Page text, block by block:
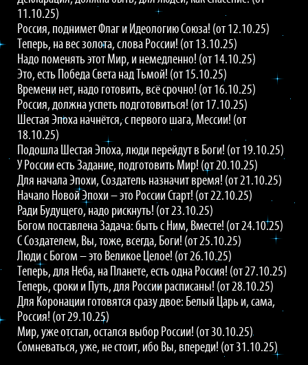
11.10.25)
Россия, поднимет Флаг и Идеологию Союза! (от 12.10.25)
Теперь, на вес золота, слова России! (от 13.10.25)
Надо поменять этот Мир, и немедленно! (от 14.10.25)
Это, есть Победа Света над Тьмой! (от 15.10.25)
Времени нет, надо готовить, всё срочно! (от 16.10.25)
Россия, должна успеть подготовиться! (от 17.10.25)
Шестая Эпоха начнётся, с первого шага, Мессии! (от
18.10.25)
Подошла Шестая Эпоха, люди перейдут в Боги! (от 19.10.25)
У России есть Задание, подготовить Мир! (от 20.10.25)
Для начала Эпохи, Создатель назначит время! (от 21.10.25)
Начало Новой Эпохи – это России Старт! (от 22.10.25)
Ради Будущего, надо рискнуть! (от 23.10.25)
Богом поставлена Задача: быть с Ним, Вместе! (от 24.10.25)
С Создателем, Вы, тоже, всегда, Боги! (от 25.10.25)
Люди с Богом – это Великое Целое! (от 26.10.25)
Теперь, для Неба, на Планете, есть одна Россия! (от 27.10.25)
Теперь, сроки и Путь, для России расписаны! (от 28.10.25)
Для Коронации готовятся сразу двое: Белый Царь и, сама,
Россия! (от 29.10.25)
Мир, уже отстал, остался выбор России! (от 30.10.25)
Сомневаться, уже, не стоит, ибо Вы, впереди! (от 31.10.25)